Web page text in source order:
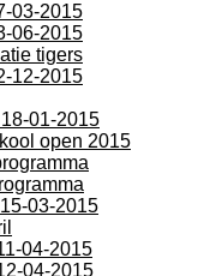
03-2015
06-2015
tigers
12-2015
01-2015
open 2015
03-2015
04-2015
04-2015